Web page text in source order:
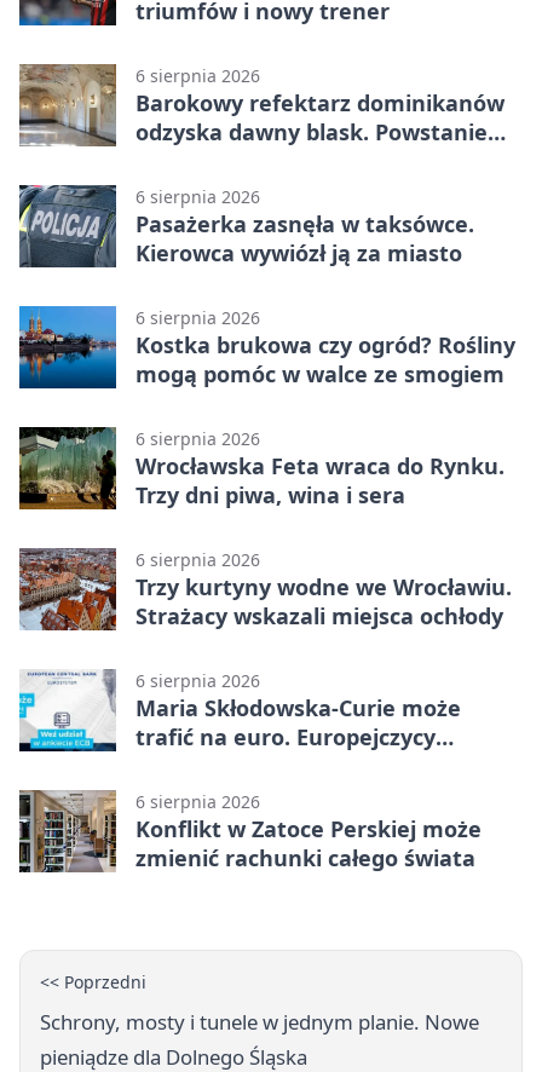
triumfów i nowy trener
6 sierpnia 2026
Barokowy refektarz dominikanów
odzyska dawny blask. Powstanie
6 sierpnia 2026
Pasażerka zasnęła w taksówce.
Kierowca wywiózł ją za miasto
6 sierpnia 2026
Kostka brukowa czy ogród? Rośliny
mogą pomóc w walce ze smogiem
6 sierpnia 2026
Wrocławska Feta wraca do Rynku.
Trzy dni piwa, wina i sera
6 sierpnia 2026
Trzy kurtyny wodne we Wrocławiu.
Strażacy wskazali miejsca ochłody
6 sierpnia 2026
Maria Skłodowska-Curie może
trafić na euro. Europejczycy
6 sierpnia 2026
Konflikt w Zatoce Perskiej może
zmienić rachunki całego świata
<< Poprzedni
Schrony, mosty i tunele w jednym planie. Nowe
pieniądze dla Dolnego Śląska